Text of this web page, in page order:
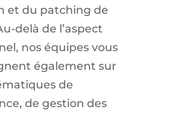
et du patching de
delà de l’aspect
nos équipes vous
également sur
de
de gestion des